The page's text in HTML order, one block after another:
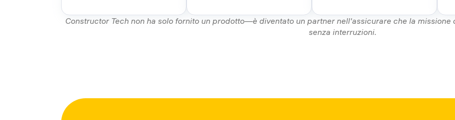
Constructor Tech non ha solo fornito un prodotto—è diventato un partner nell'assicurare che la
senza interruzioni.